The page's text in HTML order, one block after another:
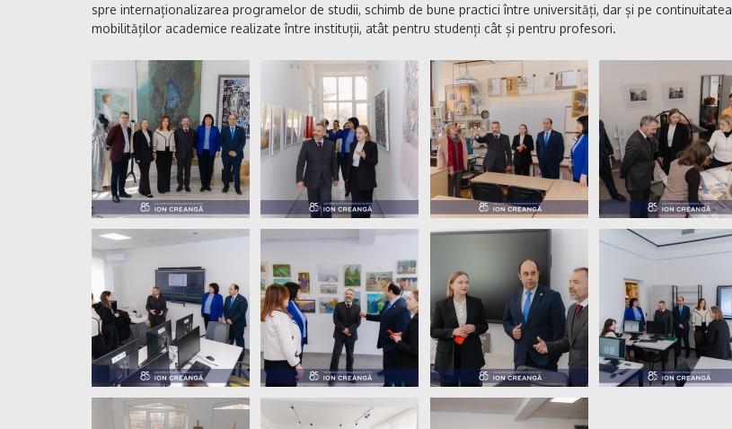
spre internaționalizarea programelor de studii, schimb de bune practici între universități, dar și pe continuitatea
mobilităților academice realizate între instituții, atât pentru studenți cât și pentru profesori.